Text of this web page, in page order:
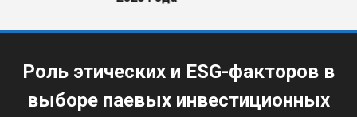
Роль этических и ESG-факторов в
выборе паевых инвестиционных